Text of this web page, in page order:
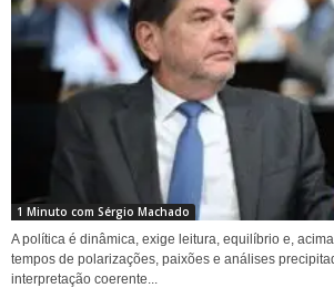
1 Minuto com Sérgio Machado
A política é dinâmica, exige leitura, equilíbrio e,
tempos de polarizações, paixões e análises
interpretação coerente...